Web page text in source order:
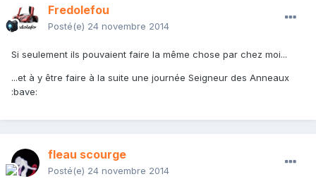
Fredolefou
Posté(e) 24 novembre 2014
Si seulement ils pouvaient faire la même chose par chez moi...
...et à y être faire à la suite une journée Seigneur des Anneaux
:bave:
fleau scourge
Posté(e) 24 novembre 2014